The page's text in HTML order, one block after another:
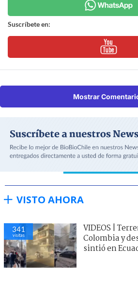
Suscríbete en:
Mostrar
VISTO AHORA
341
visitas
VIDEOS |
Colombia y
sintió en